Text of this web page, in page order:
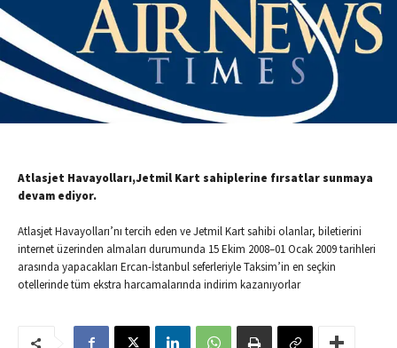
Atlasjet Havayolları,Jetmil Kart sahiplerine fırsatlar sunmaya
devam ediyor.
Atlasjet Havayolları’nı tercih eden ve Jetmil Kart sahibi olanlar, biletierini
internet üzerinden almaları durumunda 15 Ekim 2008–01 Ocak 2009 tarihleri
arasında yapacakları Ercan-İstanbul seferleriyle Taksim’in en seçkin
otellerinde tüm ekstra harcamalarında indirim kazanıyorlar